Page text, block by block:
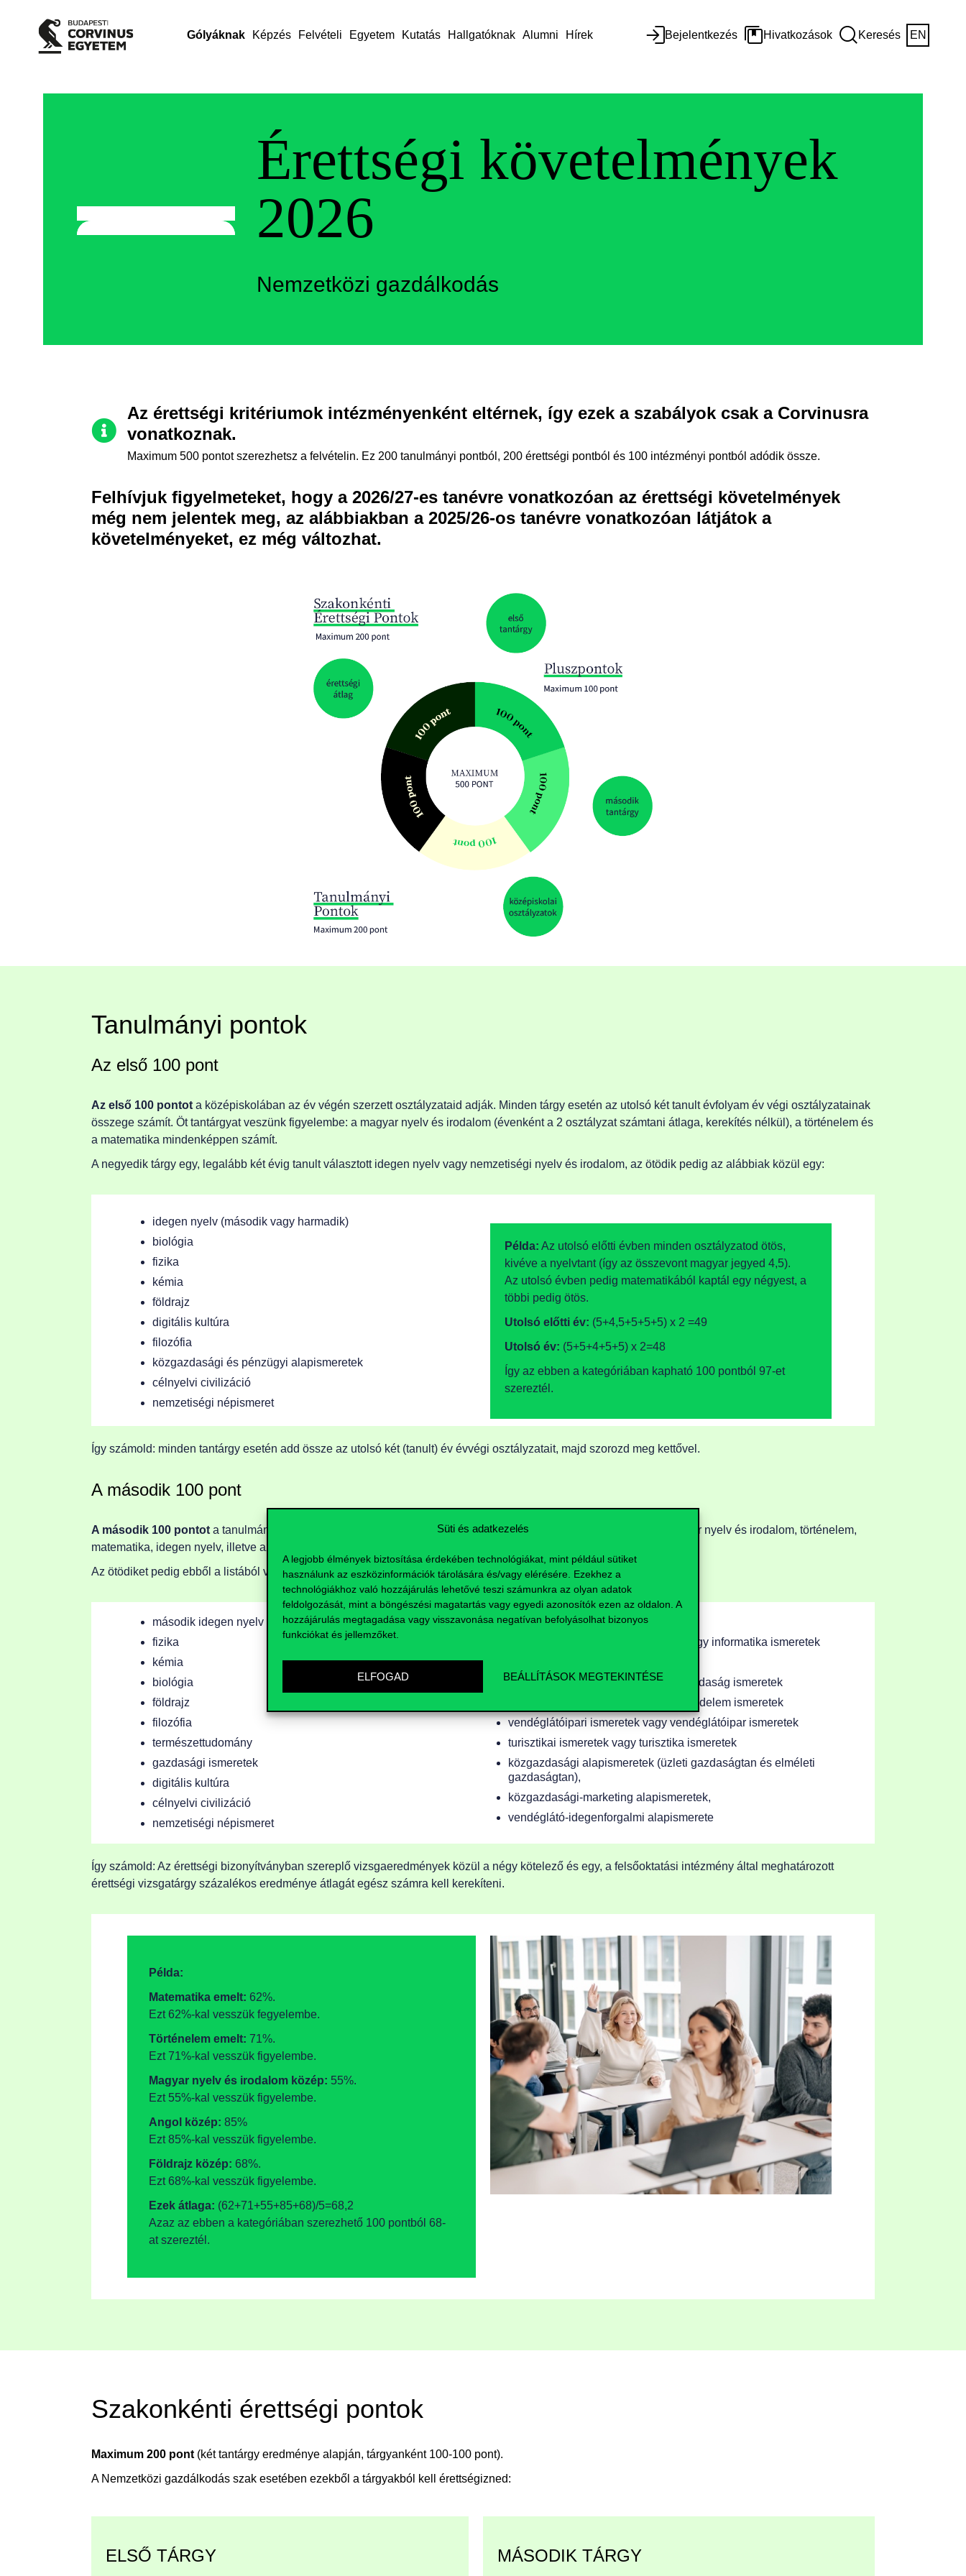
Süti és adatkezelés
A legjobb élmények biztosítása érdekében technológiákat, mint például sütiket
használunk az eszközinformációk tárolására és/vagy elérésére. Ezekhez a
technológiákhoz való hozzájárulás lehetővé teszi számunkra az olyan adatok
feldolgozását, mint a böngészési magatartás vagy egyedi azonosítók ezen az oldalon. A
hozzájárulás megtagadása vagy visszavonása negatívan befolyásolhat bizonyos
funkciókat és jellemzőket.
ELFOGAD BEÁLLÍTÁSOK MEGTEKINTÉSE
Gólyáknak Képzés Felvételi Egyetem Kutatás Hallgatóknak Alumni Hírek Bejelentkezés Hivatkozások Keresés EN
Érettségi követelmények
2026
Nemzetközi gazdálkodás
Az érettségi kritériumok intézményenként eltérnek, így ezek a szabályok csak a Corvinusra
vonatkoznak.
Maximum 500 pontot szerezhetsz a felvételin. Ez 200 tanulmányi pontból, 200 érettségi pontból és 100 intézményi pontból adódik össze.
Felhívjuk figyelmeteket, hogy a 2026/27-es tanévre vonatkozóan az érettségi követelmények
még nem jelentek meg, az alábbiakban a 2025/26-os tanévre vonatkozóan látjátok a
követelményeket, ez még változhat.
Tanulmányi pontok
Az első 100 pont
Az első 100 pontota középiskolában az év végén szerzett osztályzataid adják. Minden tárgy esetén az utolsó két tanult évfolyam év végi osztályzatainak
összege számít. Öt tantárgyat veszünk figyelembe: a magyar nyelv és irodalom (évenként a 2 osztályzat számtani átlaga, kerekítés nélkül), a történelem és
a matematika mindenképpen számít.
A negyedik tárgy egy, legalább két évig tanult választott idegen nyelv vagy nemzetiségi nyelv és irodalom, az ötödik pedig az alábbiak közül egy:
idegen nyelv (második vagy harmadik)
biológia
fizika
kémia
földrajz
digitális kultúra
filozófia
közgazdasági és pénzügyi alapismeretek
célnyelvi civilizáció
nemzetiségi népismeret
Példa: Az utolsó előtti évben minden osztályzatod ötös,
kivéve a nyelvtant (így az összevont magyar jegyed 4,5).
Az utolsó évben pedig matematikából kaptál egy négyest, a
többi pedig ötös.
Utolsó előtti év: (5+4,5+5+5+5) x 2 =49
Utolsó év: (5+5+4+5+5) x 2=48
Így az ebben a kategóriában kapható 100 pontból 97-et
szereztél.
Így számold: minden tantárgy esetén add össze az utolsó két (tanult) év évvégi osztályzatait, majd szorozd meg kettővel.
A második 100 pont
A második 100 pontot a tanulmányi pontok kategóriában az érettségi átlagod adja. Négy kötelező tárgyad lesz (magyar nyelv és irodalom, történelem,
matematika, idegen nyelv, illetve az idegen nyelv hiánya esetén egyéb érettségi vizsgatárgy).
Az ötödiket pedig ebből a listából választhatod ki:
második idegen nyelv (bármely), ami lehet akár latin nyelv is
fizika
kémia
biológia
földrajz
filozófia
természettudomány
gazdasági ismeretek
digitális kultúra
célnyelvi civilizáció
nemzetiségi népismeret
informatikai alapismeretek
informatika, informatikai ismeretek vagy informatika ismeretek
közgazdasági ismeretek vagy közgazdaság ismeretek
kereskedelmi ismeretek vagy kereskedelem ismeretek
vendéglátóipari ismeretek vagy vendéglátóipar ismeretek
turisztikai ismeretek vagy turisztika ismeretek
közgazdasági alapismeretek (üzleti gazdaságtan és elméleti
gazdaságtan),
közgazdasági-marketing alapismeretek,
vendéglátó-idegenforgalmi alapismerete
Így számold: Az érettségi bizonyítványban szereplő vizsgaeredmények közül a négy kötelező és egy, a felsőoktatási intézmény által meghatározott
érettségi vizsgatárgy százalékos eredménye átlagát egész számra kell kerekíteni.
Példa:
Matematika emelt: 62%.
Ezt 62%-kal vesszük fegyelembe.
Történelem emelt: 71%.
Ezt 71%-kal vesszük figyelembe.
Magyar nyelv és irodalom közép: 55%.
Ezt 55%-kal vesszük figyelembe.
Angol közép: 85%
Ezt 85%-kal vesszük figyelembe.
Földrajz közép: 68%.
Ezt 68%-kal vesszük figyelembe.
Ezek átlaga: (62+71+55+85+68)/5=68,2
Azaz az ebben a kategóriában szerezhető 100 pontból 68-
at szereztél.
Szakonkénti érettségi pontok
Maximum 200 pont (két tantárgy eredménye alapján, tárgyanként 100-100 pont).
A Nemzetközi gazdálkodás szak esetében ezekből a tárgyakból kell érettségizned:
ELSŐ TÁRGY MÁSODIK TÁRGY